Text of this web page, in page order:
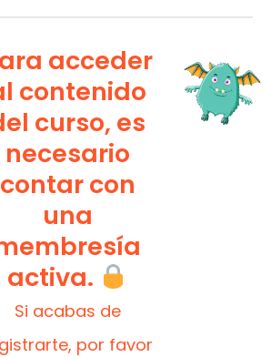
acceder
contenido
curso, es
necesario
contar con
una
activa.
Si acabas de
por favor